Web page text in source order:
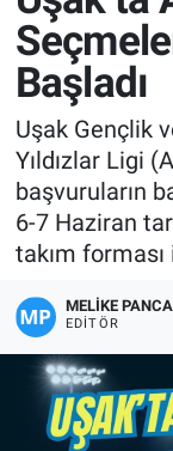
Başladı
Uşak Gençlik
Yıldızlar Ligi
başvuruların
6-7 Haziran
takım
MELIKE
EDITÖR
Kültür Sanat
Manşet
Resmi
Sağlık
Son Dakika
Spor
Uşak